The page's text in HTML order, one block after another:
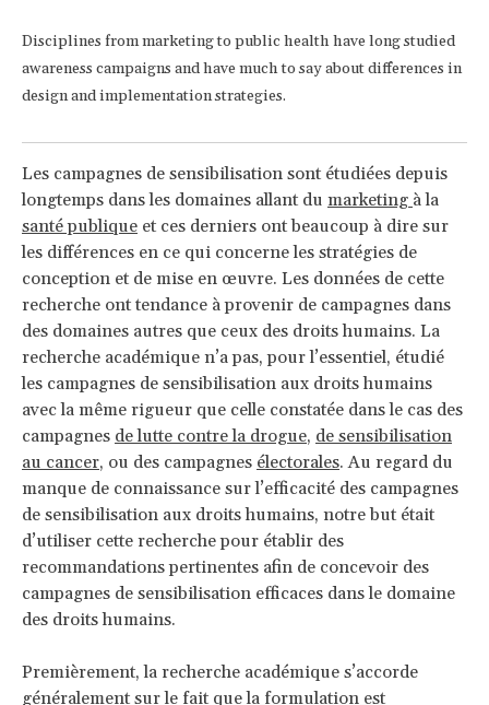
Disciplines from marketing to public health have long studied
awareness campaigns and have much to say about differences in
design and implementation strategies.
Les campagnes de sensibilisation sont étudiées depuis
longtemps dans les domaines allant du marketing à la
santé publique et ces derniers ont beaucoup à dire sur
les différences en ce qui concerne les stratégies de
conception et de mise en œuvre. Les données de cette
recherche ont tendance à provenir de campagnes dans
des domaines autres que ceux des droits humains. La
recherche académique n’a pas, pour l’essentiel, étudié
les campagnes de sensibilisation aux droits humains
avec la même rigueur que celle constatée dans le cas des
campagnes de lutte contre la drogue, de sensibilisation
au cancer, ou des campagnes électorales. Au regard du
manque de connaissance sur l’efficacité des campagnes
de sensibilisation aux droits humains, notre but était
d’utiliser cette recherche pour établir des
recommandations pertinentes afin de concevoir des
campagnes de sensibilisation efficaces dans le domaine
des droits humains.
Premièrement, la recherche académique s’accorde
généralement sur le fait quela formulation est